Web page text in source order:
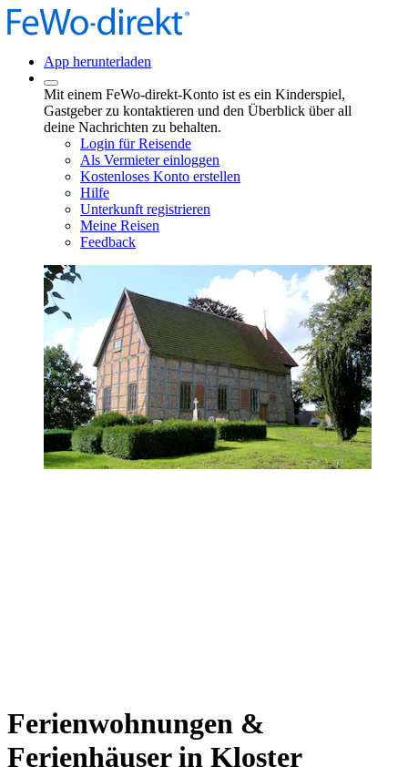
App herunterladen
Mit einem FeWo-direkt-Konto ist es ein Kinderspiel,
Gastgeber zu kontaktieren und den Überblick über all
deine Nachrichten zu behalten.
Login für Reisende
Als Vermieter einloggen
Kostenloses Konto erstellen
Hilfe
Unterkunft registrieren
Meine Reisen
Feedback
Ferienwohnungen &
Ferienhäuser in Kloster